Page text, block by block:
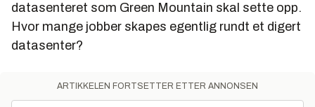
datasenteret som Green Mountain skal sette opp.
Hvor mange jobber skapes egentlig rundt et digert
datasenter?
ARTIKKELEN FORTSETTER ETTER ANNONSEN